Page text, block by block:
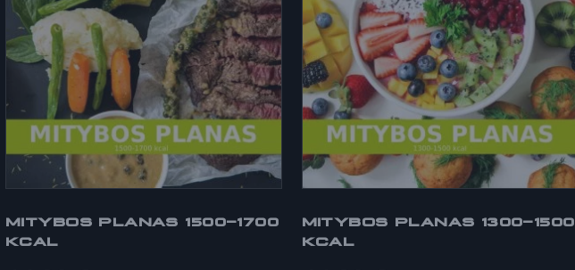
MITYBOS PLANAS 1500-1700
KCAL
MITYBOS PLANAS 1300-1500
KCAL